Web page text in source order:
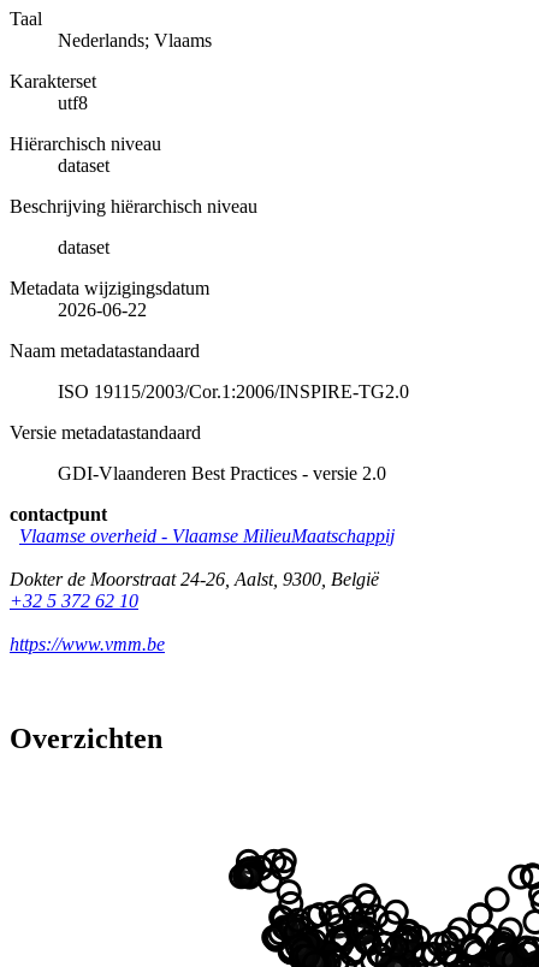
Taal
Nederlands; Vlaams
Karakterset
utf8
Hiërarchisch niveau
dataset
Beschrijving hiërarchisch niveau
dataset
Metadata wijzigingsdatum
2026-06-22
Naam metadatastandaard
ISO 19115/2003/Cor.1:2006/INSPIRE-TG2.0
Versie metadatastandaard
GDI-Vlaanderen Best Practices - versie 2.0
contactpunt
Vlaamse overheid - Vlaamse MilieuMaatschappij
Dokter de Moorstraat 24-26 Aalst, 9300 België
+32 5 372 62 10
https://www.vmm.be
Overzichten